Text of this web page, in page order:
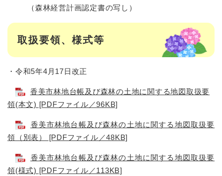
（森林経営計画認定書の写し）
取扱要領、様式等
・令和5年4月17日改正
香美市林地台帳及び森林の土地に関する地図取扱要
領(本文) [PDFファイル／96KB]
香美市林地台帳及び森林の土地に関する地図取扱要
領（別表） [PDFファイル／48KB]
香美市林地台帳及び森林の土地に関する地図取扱要
領(様式) [PDFファイル／113KB]